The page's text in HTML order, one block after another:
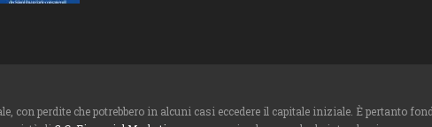
con perdite che potrebbero in alcuni casi eccedere il capitale iniziale. È pertanto